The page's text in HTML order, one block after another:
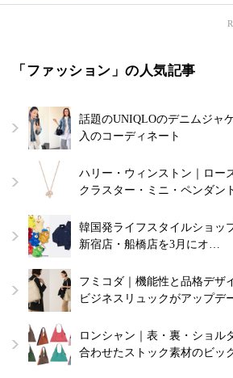
「ファッション」の人気記事
話題のUNIQLOのデニムジャ
入のコーディネート
ハリー・ウィンストン｜ロー
クラスター・ミニ・ペンダン
韓国発ライフスタイルショッ
新宿店・船橋店を3月にオ…
フミコダ｜機能性と品格デザ
ビジネスリュックがアップデ
ロンシャン｜表・裏・ショル
合わせたストック素材のビッ